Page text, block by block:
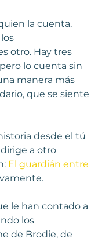
la cuenta.
otro. Hay tres
lo cuenta sin
manera más
, que se siente
desde el tú
a otro
El guardián entre
le han contado a
los
de Brodie, de